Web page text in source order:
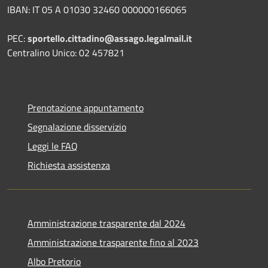
IBAN: IT 05 A 01030 32460 000000166065
PEC:sportello.cittadino@assago.legalmail.it
Centralino Unico: 02 457821
Prenotazione appuntamento
Segnalazione disservizio
Leggi le FAQ
Richiesta assistenza
Amministrazione trasparente dal 2024
Amministrazione trasparente fino al 2023
Albo Pretorio